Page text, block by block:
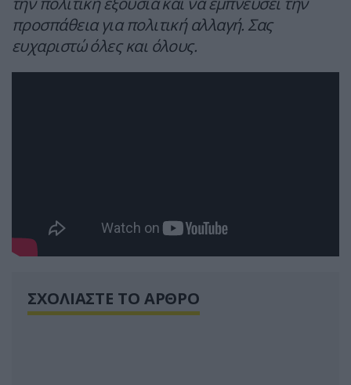
προσπάθεια για πολιτική αλλαγή. Σας
ευχαριστώ όλες και όλους.
ΣΧΟΛΙΑΣΤΕ ΤΟ ΑΡΘΡΟ